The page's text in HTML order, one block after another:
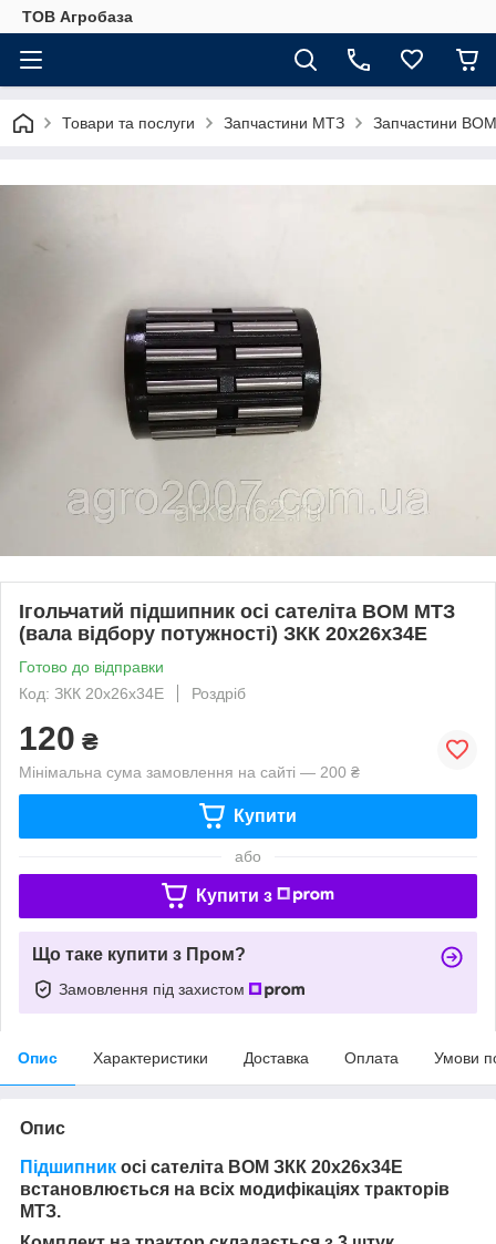
ТОВ Агробаза
Товари та послуги Запчастини МТЗ Запчастини ВОМ
Ігольчатий підшипник осі сателіта ВОМ МТЗ
(вала відбору потужності) ЗКК 20х26х34Е
Готово до відправки
Код: ЗКК 20х26х34Е
Роздріб
120 ₴
Мінімальна сума замовлення на сайті — 200 ₴
Купити
або
Купити з
Що таке купити з Пром?
Замовлення під захистом
Опис Характеристики Доставка Оплата Умови
Опис
Підшипник осі сателіта ВОМ ЗКК 20х26х34Е
встановлюється на всіх модифікаціях тракторів
МТЗ.